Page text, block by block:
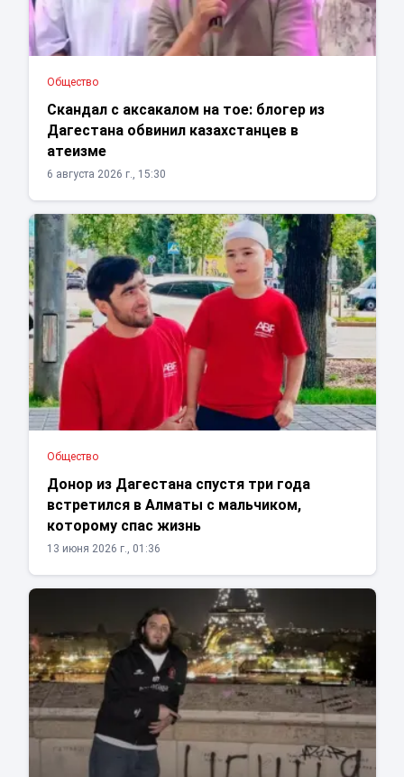
Общество
Скандал с аксакалом на тое: блогер из
Дагестана обвинил казахстанцев в
атеизме
6 августа 2026 г., 15:30
Общество
Донор из Дагестана спустя три года
встретился в Алматы с мальчиком,
которому спас жизнь
13 июня 2026 г., 01:36